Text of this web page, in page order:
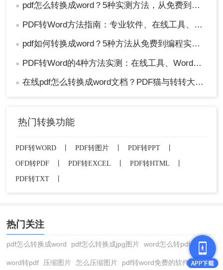
● pdf怎么转换成word？5种实测方法，从免费到专业全攻略！
● PDF转Word方法指南：专业软件、在线工具、Word内置与改后缀名4种方案对比！
● pdf如何转换成word？5种方法从免费到编程实测对比！
● PDF转Word的4种方法实测：在线工具、Word、Adobe与开源软件对比！！
● 在线pdf怎么转换成word文档？PDF猫与转转大师2种在线工具使用指南与功能对比！
热门转换功能
PDF转WORD PDF转图片 PDF转PPT
OFD转PDF
PDF转EXCEL PDF转HTML
PDF转TXT
热门关注
pdf怎么转换成word pdf怎么转换成jpg图片 word怎么转pdf
word转pdf 压缩图片 怎么压缩图片 pdf转word免费的软件